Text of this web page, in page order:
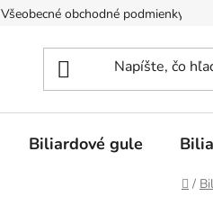
Všeobecné obchodné podmienky
Biliardové gule
/